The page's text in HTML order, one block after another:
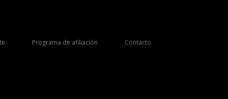
Programa de afiliación Contacto